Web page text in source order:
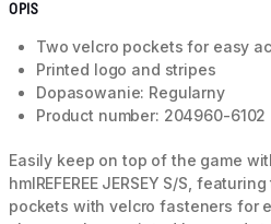
OPIS
Two velcro pockets for easy
Printed logo and stripes
Dopasowanie: Regularny
Product number: 204960-6102
Easily keep on top of the game
hmlREFEREE JERSEY S/S,
pockets with velcro fasteners for